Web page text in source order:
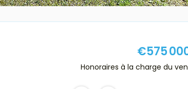
€575
Honoraires à la charge du